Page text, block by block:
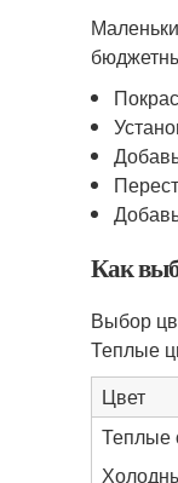
Как
Выбор
Теплые
Цвет
Теплые